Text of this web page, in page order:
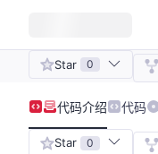
Star 0
代码介绍 代码
Star 0